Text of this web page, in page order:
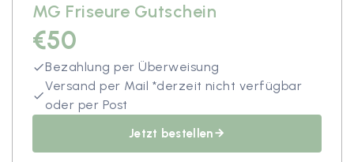
MG Friseure Gutschein
€50
doneBezahlung per Überweisung
done
Versand per Mail *derzeit nicht verfügbar
oder per Post
Jetzt bestellen arrow_forward